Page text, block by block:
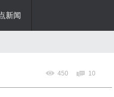
新闻
450 10